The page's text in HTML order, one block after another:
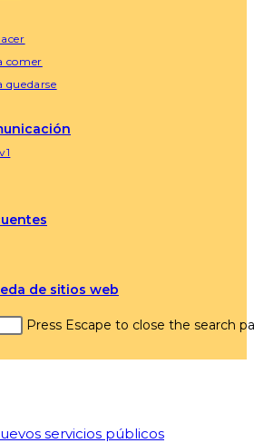
comer
quedarse
de sitios web
Press Escape to close the search
servicios públicos